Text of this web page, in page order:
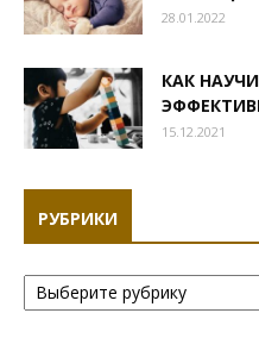
28.01.2022
КАК
15.12.2021
РУБРИКИ
Рубрики